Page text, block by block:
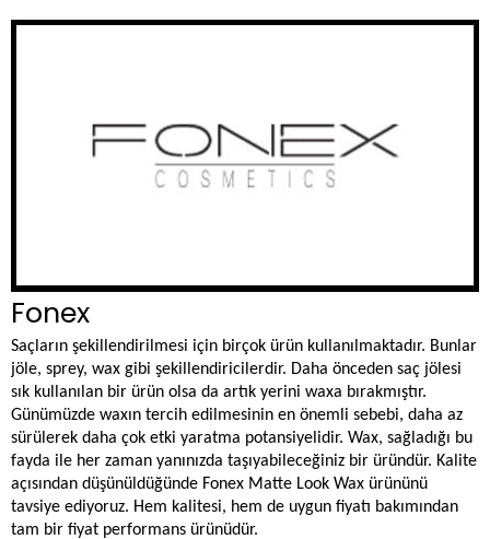
Fonex
Saçların şekillendirilmesi için birçok ürün kullanılmaktadır. Bunlar
jöle, sprey, wax gibi şekillendiricilerdir. Daha önceden saç jölesi
sık kullanılan bir ürün olsa da artık yerini waxa bırakmıştır.
Günümüzde waxın tercih edilmesinin en önemli sebebi, daha az
sürülerek daha çok etki yaratma potansiyelidir. Wax, sağladığı bu
fayda ile her zaman yanınızda taşıyabileceğiniz bir üründür. Kalite
açısından düşünüldüğünde Fonex Matte Look Wax ürününü
tavsiye ediyoruz. Hem kalitesi, hem de uygun fiyatı bakımından
tam bir fiyat performans ürünüdür.